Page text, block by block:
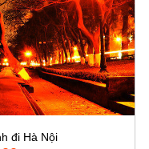
đi Hà Nội